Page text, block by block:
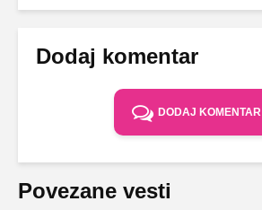
Dodaj komentar
DODAJ KOMENTAR
Povezane vesti